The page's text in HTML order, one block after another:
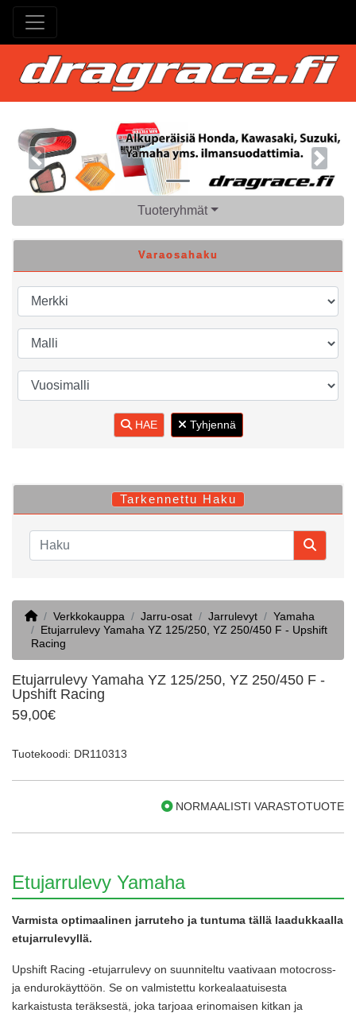
Previous Next
Tuoteryhmät
Varaosahaku
HAE Tyhjennä
Tarkennettu Haku
HomeVerkkokauppa Jarru-osat Jarrulevyt
Yamaha
Etujarrulevy Yamaha YZ 125/250, YZ 250/450 F - Upshift
Racing
Etujarrulevy Yamaha YZ 125/250, YZ 250/450 F -
Upshift Racing
59,00€
Tuotekoodi: DR110313
NORMAALISTI VARASTOTUOTE
Etujarrulevy Yamaha
Varmista optimaalinen jarruteho ja tuntuma tällä laadukkaalla
etujarrulevyllä.
Upshift Racing -etujarrulevy on suunniteltu vaativaan motocross-
ja endurokäyttöön. Se on valmistettu korkealaatuisesta
karkaistusta teräksestä, joka tarjoaa erinomaisen kitkan ja